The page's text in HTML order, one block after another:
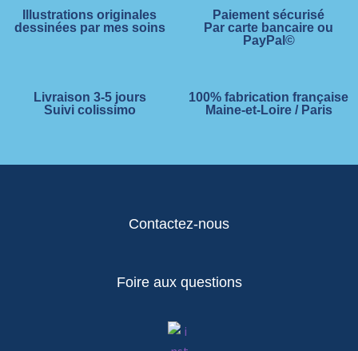
Illustrations originales
dessinées par mes soins
Paiement sécurisé
Par carte bancaire ou
PayPal©
Livraison 3-5 jours
Suivi colissimo
100% fabrication française
Maine-et-Loire / Paris
Contactez-nous
Foire aux questions